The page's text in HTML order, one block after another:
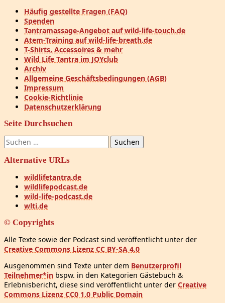
Häufig gestellte Fragen (FAQ)
Spenden
Tantramassage-Angebot auf wild-life-touch.de
Atem-Training auf wild-life-breath.de
T-Shirts, Accessoires & mehr
Wild Life Tantra im JOYclub
Archiv
Allgemeine Geschäftsbedingungen (AGB)
Impressum
Cookie-Richtlinie
Datenschutzerklärung
Seite Durchsuchen
Suchen
nach:
Alternative URLs
wildlifetantra.de
wildlifepodcast.de
wild-life-podcast.de
wlti.de
© Copyrights
Alle Texte sowie der Podcast sind veröffentlicht unter der
Creative Commons Lizenz CC BY-SA 4.0
Ausgenommen sind Texte unter dem Benutzerprofil
Teilnehmer*in bspw. in den Kategorien Gästebuch &
Erlebnisbericht, diese sind veröffentlicht unter der Creative
Commons Lizenz CC0 1.0 Public Domain